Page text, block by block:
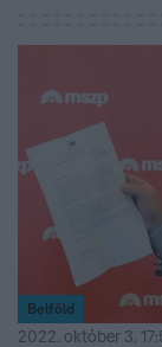
Belföld
2022. október 3.